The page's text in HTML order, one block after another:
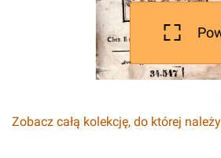
Zobacz całą kolekcję, do której